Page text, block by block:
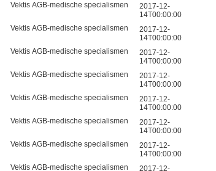
Vektis AGB-medische specialismen
2017-12-
14T00:00:00
Vektis AGB-medische specialismen
2017-12-
14T00:00:00
Vektis AGB-medische specialismen
2017-12-
14T00:00:00
Vektis AGB-medische specialismen
2017-12-
14T00:00:00
Vektis AGB-medische specialismen
2017-12-
14T00:00:00
Vektis AGB-medische specialismen
2017-12-
14T00:00:00
Vektis AGB-medische specialismen
2017-12-
14T00:00:00
Vektis AGB-medische specialismen
2017-12-